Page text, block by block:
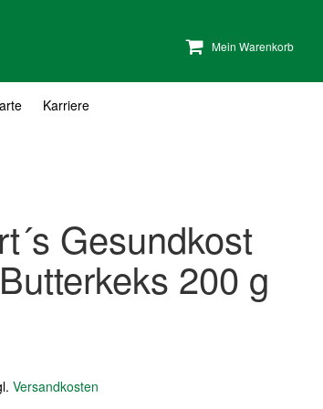
Mein Warenkorb
Karriere
Gesundkost
200 g
Versandkosten